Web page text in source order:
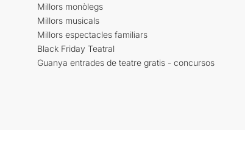
Millors monòlegs
Millors musicals
Millors espectacles familiars
Black Friday Teatral
Guanya entrades de teatre gratis - concursos